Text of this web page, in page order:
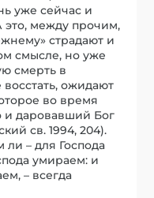
уже сейчас и
это, между прочим,
страдают и
смысле, но уже
смерть в
ожидают
во время
и даровавший Бог
св. 1994, 204).
ли – для Господа
умираем: и
– всегда